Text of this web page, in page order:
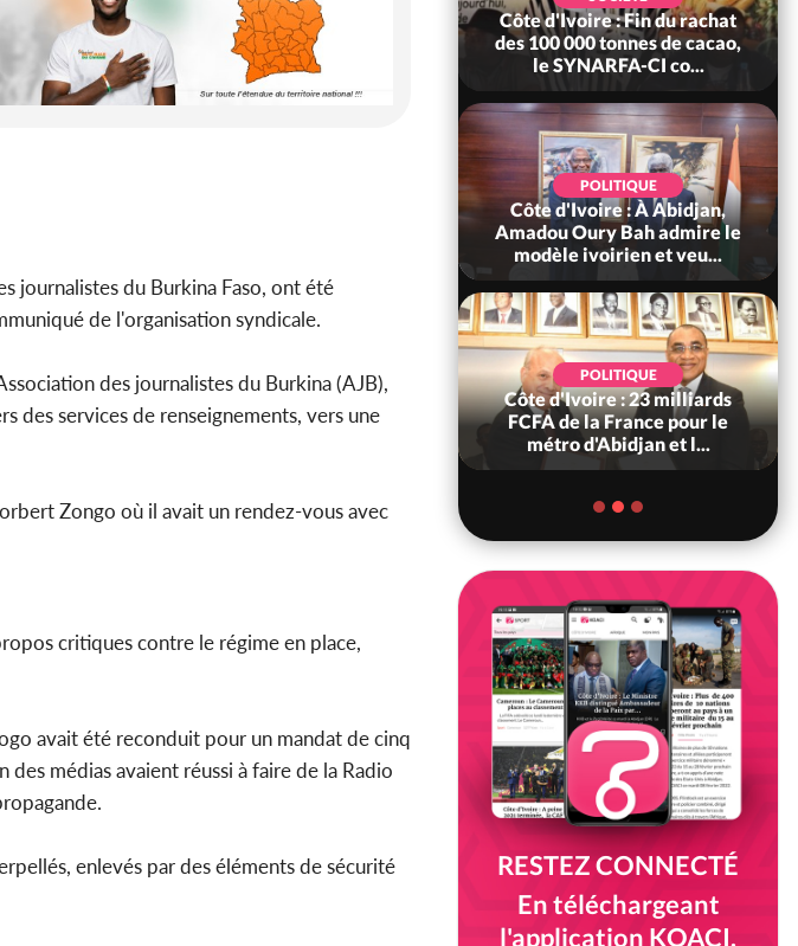
journalistes du Burkina Faso, ont été
de l'organisation syndicale.
des journalistes du Burkina (AJB),
des services de renseignements, vers une
Zongo où il avait un rendez-vous avec
critiques contre le régime en place,
avait été reconduit pour un mandat de cinq
médias avaient réussi à faire de la Radio
enlevés par des éléments de sécurité
Côte d'Ivoire : Fête nationale,
Alassane Ouattara accorde
la grâce à 4 661...
POLITIQUE
Côte d'Ivoire : Décrispation ?
Mamadou Traoré ex
Côte d'Ivoire : Fin du rachat
des 100 000 tonnes de cacao,
le SYNARFA-CI co...
POLITIQUE
Côte d'Ivoire : À Abidjan,
Amadou Oury Bah admire le
modèle ivoirien et veu...
POLITIQUE
Côte d'Ivoire : 23 milliards
FCFA de la France pour le
métro d'Abidjan et l...
RESTEZ CONNECTÉ
En téléchargeant
l'application KOACI.